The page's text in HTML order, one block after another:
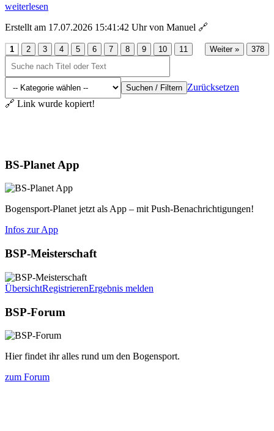
weiterlesen
Erstellt am 17.07.2026 15:41:42 Uhr von Manuel 🔗
1 2 3 4 5 6 7 8 9 10 11 Weiter » 378
Suchen / Filtern Zurücksetzen
🔗 Link wurde kopiert!
BS-Planet App
Bogensport-Planet jetzt als App – mit Push-Benachrichtigungen!
Infos zur App
BSP-Meisterschaft
ÜbersichtRegistrierenErgebnis melden
BSP-Forum
Hier findet ihr alles rund um den Bogensport.
zum Forum